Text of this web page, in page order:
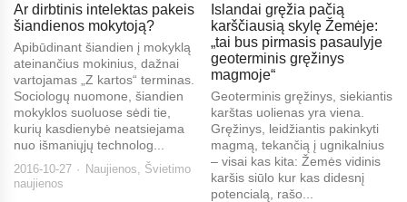
Ar dirbtinis intelektas pakeis
šiandienos mokytoją?
Apibūdinant šiandien į mokyklą
ateinančius mokinius, dažnai
vartojamas „Z kartos“ terminas.
Sociologų nuomone, šiandien
mokyklos suoluose sėdi tie,
kurių kasdienybė neatsiejama
nuo išmaniųjų technolog...
2016-10-27 Naujienos
Švietimo
naujienos
Islandai gręžia pačią
karščiausią skylę Žemėje:
„tai bus pirmasis pasaulyje
geoterminis gręžinys
magmoje“
Geoterminis gręžinys, siekiantis
karštas uolienas yra viena.
Gręžinys, leidžiantis pakinkyti
magmą, tekančią į ugnikalnius
– visai kas kita: Žemės vidinis
karšis siūlo kur kas didesnį
potencialą, rašo...